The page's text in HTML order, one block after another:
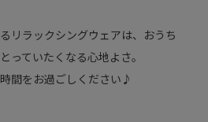
リラックシングウェアは、おうち
っていたくなる心地よさ。
間をお過ごしください♪